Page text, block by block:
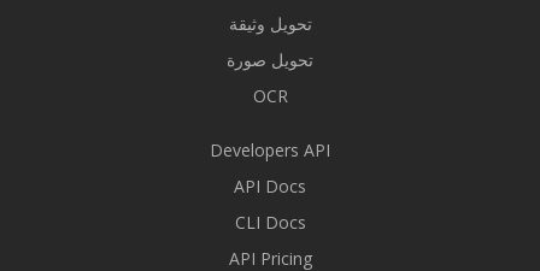
تحويل وثيقة
تحويل صورة
OCR
Developers API
API Docs
CLI Docs
API Pricing